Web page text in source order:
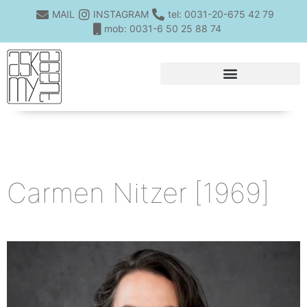
MAIL INSTAGRAM
tel: 0031-20-675 42 79
mob: 0031-6 50 25 88 74
Carmen Nitzer [1969]